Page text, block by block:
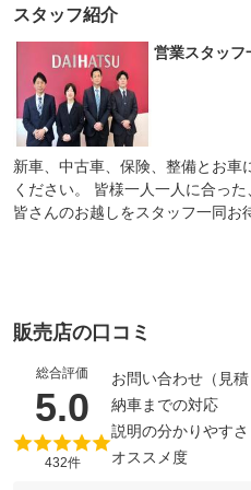
スタッフ紹介
営業スタッフ
新車、中古車、保険、整備とお車
ください。 皆様一人一人に合っ
皆さんのお越しをスタッフ一同お
販売店の口コミ
総合評価
5.0 （5点満
432件
お問い合わせ（見積
納車までの対応
説明の分かりやすさ
オススメ度